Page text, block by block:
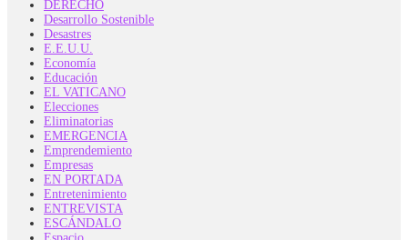
DERECHO
Desarrollo Sostenible
Desastres
E.E.U.U.
Economía
Educación
EL VATICANO
Elecciones
Eliminatorias
EMERGENCIA
Emprendemiento
Empresas
EN PORTADA
Entretenimiento
ENTREVISTA
ESCÁNDALO